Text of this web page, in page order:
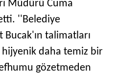
Müdürü Cuma
''Belediye
Bucak'ın talimatları
daha temiz bir
gözetmeden